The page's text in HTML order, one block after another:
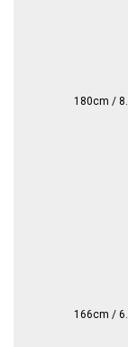
1884年、マサチュ
ドの歴史とともに
えたそのシューズ
1970年代には、特
く評価され、素晴
履き心地に革新を
る人々に、他に代え
そのシューズがも
「Southwick(サウ
グリエゴ兄弟によ
設立されたテーラリ
ナチュラルショルダ
ッショナルの神髄と
2020年までは、
180cm /
166cm /